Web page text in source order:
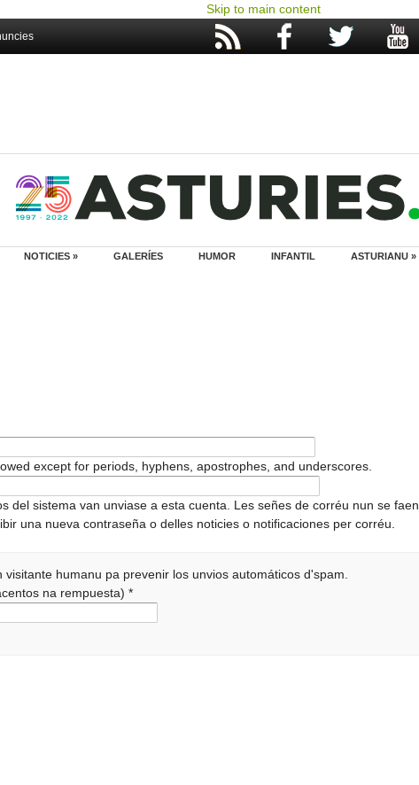
Skip to main content
NOTICIES » GALERÍES HUMOR INFANTIL ASTURIANU »
except for periods, hyphens, apostrophes, and underscores.
del sistema van unviase a esta cuenta. Les señes de corréu nun se faen
una nueva contraseña o delles noticies o notificaciones per corréu.
humanu pa prevenir los unvios automáticos d'spam.
na rempuesta)*